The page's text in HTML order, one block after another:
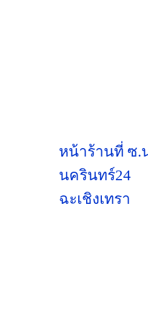
หน้าร้านที่ ซ.
นครินทร์24
ฉะเชิงเทรา